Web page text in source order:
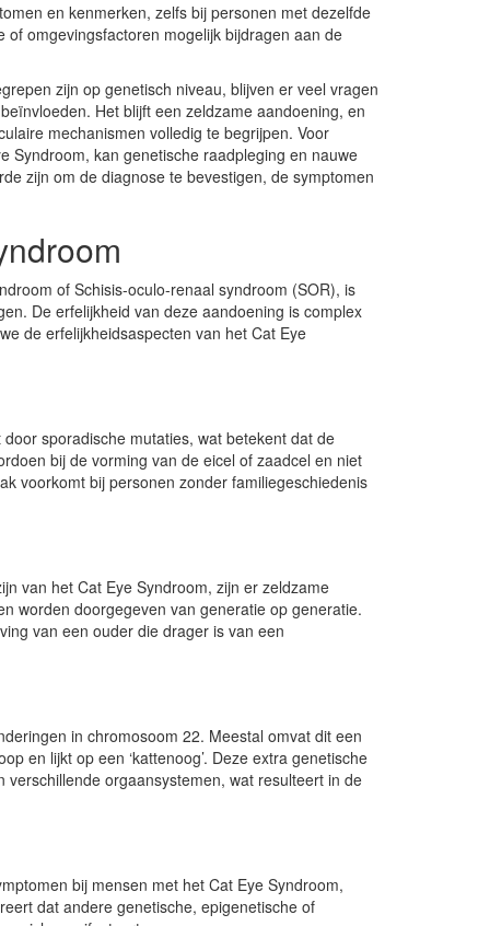
en kenmerken, zelfs bij personen met dezelfde
omgevingsfactoren mogelijk bijdragen aan de
zijn op genetisch niveau, blijven er veel vragen
Het blijft een zeldzame aandoening, en
mechanismen volledig te begrijpen. Voor
Syndroom, kan genetische raadpleging en nauwe
zijn om de diagnose te bevestigen, de symptomen
of Schisis-oculo-renaal syndroom (SOR), is
De erfelijkheid van deze aandoening is complex
de erfelijkheidsaspecten van het Cat Eye
sporadische mutaties, wat betekent dat de
bij de vorming van de eicel of zaadcel en niet
voorkomt bij personen zonder familiegeschiedenis
van het Cat Eye Syndroom, zijn er zeldzame
worden doorgegeven van generatie op generatie.
van een ouder die drager is van een
in chromosoom 22. Meestal omvat dit een
en lijkt op een ‘kattenoog’. Deze extra genetische
orgaansystemen, wat resulteert in de
bij mensen met het Cat Eye Syndroom,
dat andere genetische, epigenetische of